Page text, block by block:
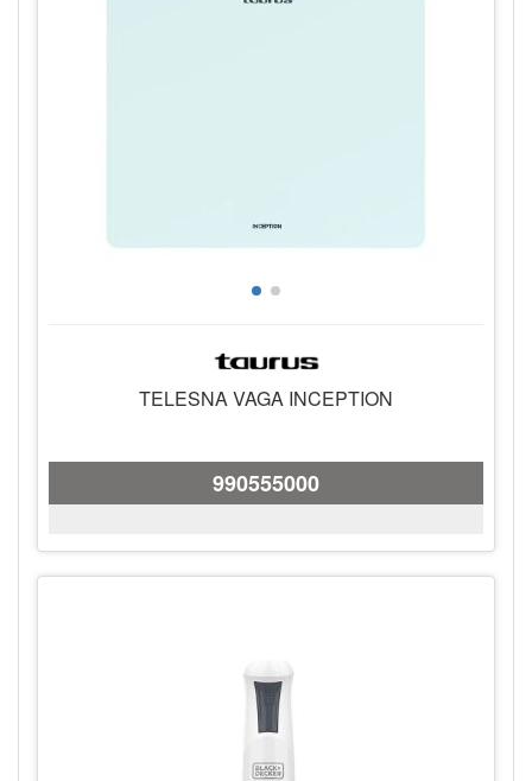
TELESNA VAGA INCEPTION
990555000